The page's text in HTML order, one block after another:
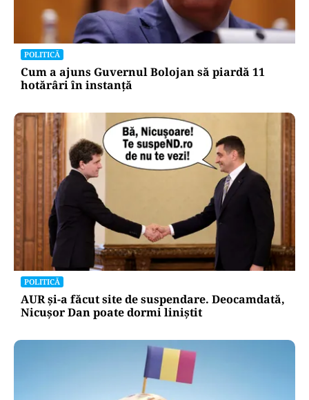
POLITICĂ
Cum a ajuns Guvernul Bolojan să piardă 11
hotărâri în instanță
POLITICĂ
AUR și-a făcut site de suspendare. Deocamdată,
Nicușor Dan poate dormi liniștit